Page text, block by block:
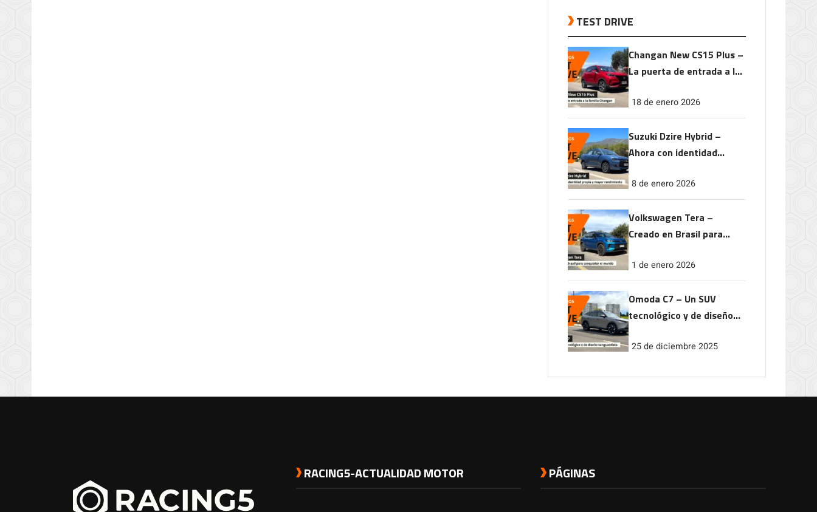
TEST DRIVE
Changan New CS15 Plus –
La puerta de entrada a la
18 de enero 2026
Suzuki Dzire Hybrid –
Ahora con identidad
rendimiento
8 de enero 2026
Volkswagen Tera –
Creado en Brasil para
1 de enero 2026
Omoda C7 – Un SUV
tecnológico y de diseño
25 de diciembre 2025
RACING5-ACTUALIDAD MOTOR PÁGINAS